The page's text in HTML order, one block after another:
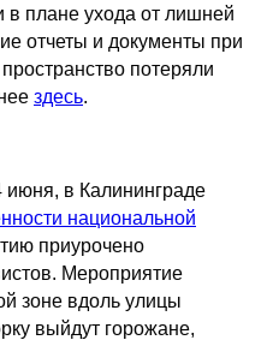
в плане ухода от лишней
отчеты и документы при
потеряли
здесь.
июня, в Калининграде
национальной
приурочено
Мероприятие
зоне вдоль улицы
выйдут горожане,